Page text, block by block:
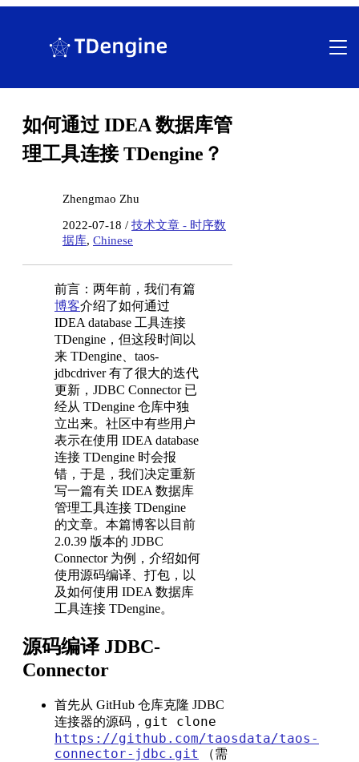
如何通过 IDEA 数据库管
理工具连接 TDengine？
Zhengmao Zhu
2022-07-18 / 技术文章 - 时序数
据库, Chinese
前言：两年前，我们有篇
博客介绍了如何通过
IDEA database 工具连接
TDengine，但这段时间以
来 TDengine、taos-
jdbcdriver 有了很大的迭代
更新，JDBC Connector 已
经从 TDengine 仓库中独
立出来。社区中有些用户
表示在使用 IDEA database
连接 TDengine 时会报
错，于是，我们决定重新
写一篇有关 IDEA 数据库
管理工具连接 TDengine
的文章。本篇博客以目前
2.0.39 版本的 JDBC
Connector 为例，介绍如何
使用源码编译、打包，以
及如何使用 IDEA 数据库
工具连接 TDengine。
源码编译 JDBC-
Connector
首先从 GitHub 仓库克隆 JDBC
连接器的源码， git clone
https://github.com/taosdata/taos-
connector-jdbc.git
（需